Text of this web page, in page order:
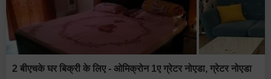
2 बीएचके घर बिक्री के लिए - ओमिक्रोन 1ए ग्रेटर नोएडा, ग्रेटर नोएडा